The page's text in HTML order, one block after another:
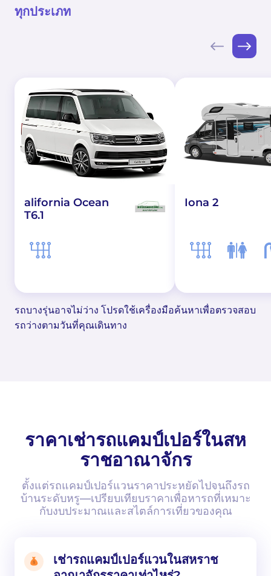
ทุกประเภท
alifornia Ocean
T6.1
Iona 2
รถบางรุ่นอาจไม่ว่าง โปรดใช้เครื่องมือค้นหาเพื่อตรวจสอบ
รถว่างตามวันที่คุณเดินทาง
ราคาเช่ารถแคมป์เปอร์ในสห
ราชอาณาจักร
ตั้งแต่รถแคมป์เปอร์แวนราคาประหยัดไปจนถึงรถ
บ้านระดับหรู—เปรียบเทียบราคาเพื่อหารถที่เหมาะ
กับงบประมาณและสไตล์การเที่ยวของคุณ
เช่ารถแคมป์เปอร์แวนในสหราช